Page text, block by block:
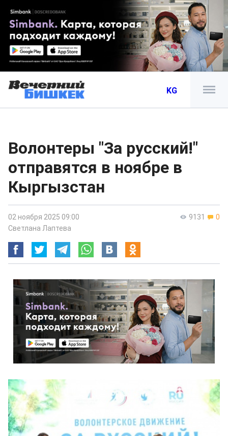
KG
Волонтеры "За русский!"
отправятся в ноябре в
Кыргызстан
9131 0
02 ноября 2025 09:00
Светлана Лаптева